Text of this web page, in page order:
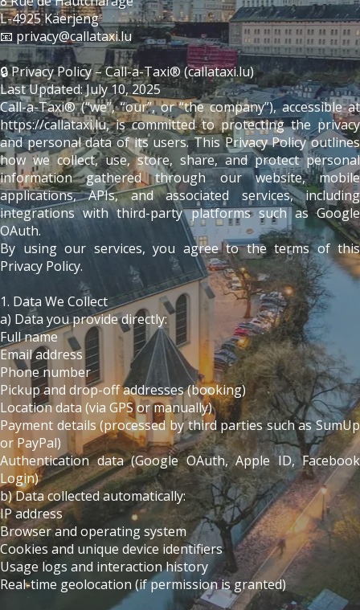
L-4925 Käerjeng
📧 privacy@callataxi.lu
🔒 Privacy Policy – Call-a-Taxi® (callataxi.lu)
Last Updated: July 10, 2025
Call-a-Taxi® (“we”, “our”, or “the company”), accessible at
https://callataxi.lu, is committed to protecting the privacy
and personal data of its users. This Privacy Policy outlines
how we collect, use, store, share, and protect personal
information gathered through our website, mobile
applications, APIs, and associated services, including
integrations with third-party platforms such as Google
OAuth.
By using our services, you agree to the terms of this
Privacy Policy.
1. Data We Collect
a) Data you provide directly:
Full name
Email address
Phone number
Pickup and drop-off addresses (booking)
Location data (via GPS or manually)
Payment details (processed by third parties such as SumUp
or PayPal)
Authentication data (Google OAuth, Apple ID, Facebook
Login)
b) Data collected automatically:
IP address
Browser and operating system
Cookies and unique device identifiers
Usage logs and interaction history
Real-time geolocation (if permission is granted)